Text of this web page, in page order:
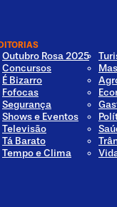
Outubro Rosa 2025
Concursos
É Bizarro
Fofocas
Segurança
Shows e Eventos
Televisão
Tá Barato
Tempo e Clima